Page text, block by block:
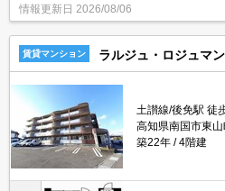
情報更新日 2026/08/06
賃貸マンション ラルジュ・ロジュマン
土讃線/後免駅 徒
高知県南国市東山
築22年
4階建